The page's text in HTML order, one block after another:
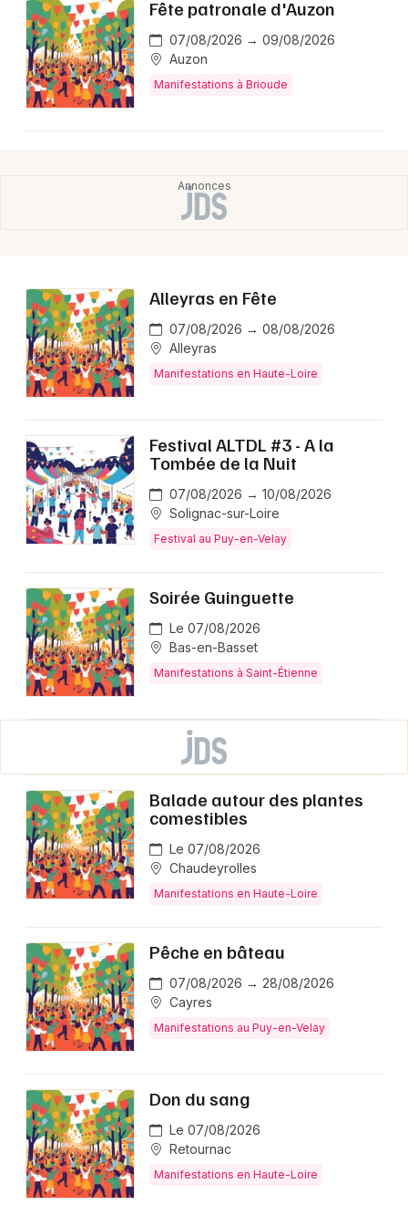
Fête patronale d'Auzon
07/08/2026 → 09/08/2026
Auzon
Manifestations à Brioude
Alleyras en Fête
07/08/2026 → 08/08/2026
Alleyras
Manifestations en Haute-Loire
Festival ALTDL #3 - A la
Tombée de la Nuit
07/08/2026 → 10/08/2026
Solignac-sur-Loire
Festival au Puy-en-Velay
Soirée Guinguette
Le 07/08/2026
Bas-en-Basset
Manifestations à Saint-Étienne
Balade autour des plantes
comestibles
Le 07/08/2026
Chaudeyrolles
Manifestations en Haute-Loire
Pêche en bâteau
07/08/2026 → 28/08/2026
Cayres
Manifestations au Puy-en-Velay
Don du sang
Le 07/08/2026
Retournac
Manifestations en Haute-Loire